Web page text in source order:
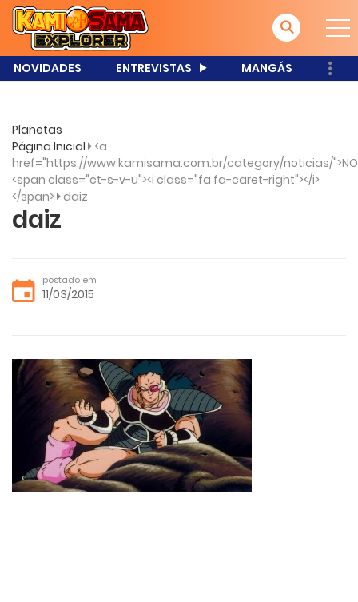
NOVIDADES ENTREVISTAS MANGÁS
Planetas
Página Inicial <a
href="https://www.kamisama.com.br/category/noticias/
<span class="ct-s-v-u"><i class="fa fa-caret-right"></i>
</span> daiz
daiz
postado em
11/03/2015